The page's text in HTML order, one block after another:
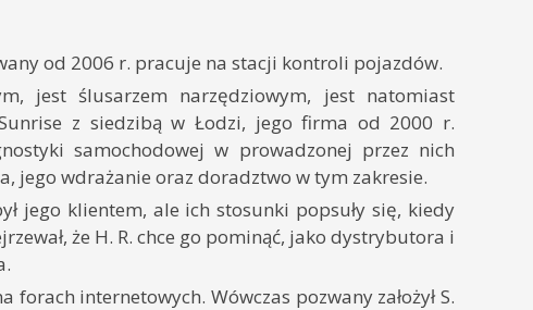
od 2006 r. pracuje na stacji kontroli pojazdów.
jest ślusarzem narzędziowym, jest natomiast
z siedzibą w Łodzi, jego firma od 2000 r.
samochodowej w prowadzonej przez nich
jego wdrażanie oraz doradztwo w tym zakresie.
jego klientem, ale ich stosunki popsuły się, kiedy
że H. R. chce go pominąć, jako dystrybutora i
internetowych. Wówczas pozwany założył S.